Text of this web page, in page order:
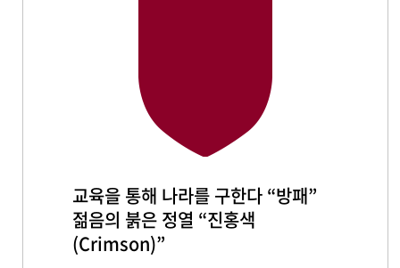
교육을 통해 나라를 구한다 “방패”
젊음의 붉은 정열 “진홍색
(Crimson)”